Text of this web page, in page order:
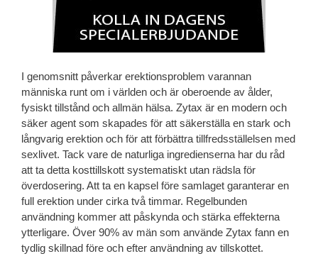
I genomsnitt påverkar erektionsproblem varannan
människa runt om i världen och är oberoende av ålder,
fysiskt tillstånd och allmän hälsa. Zytax är en modern och
säker agent som skapades för att säkerställa en stark och
långvarig erektion och för att förbättra tillfredsställelsen med
sexlivet. Tack vare de naturliga ingredienserna har du råd
att ta detta kosttillskott systematiskt utan rädsla för
överdosering. Att ta en kapsel före samlaget garanterar en
full erektion under cirka två timmar. Regelbunden
användning kommer att påskynda och stärka effekterna
ytterligare. Över 90% av män som använde Zytax fann en
tydlig skillnad före och efter användning av tillskottet.